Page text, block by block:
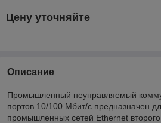
Цену уточняйте
Описание
Промышленный неуправляемый
портов 10/100 Мбит/с предназначен
промышленных сетей Ethernet